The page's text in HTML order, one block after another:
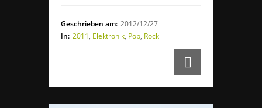
Geschrieben am: 2012/12/27
In: 2011, Elektronik, Pop, Rock